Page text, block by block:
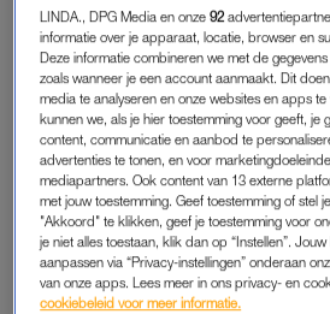
dat extra hangslot aan het hek. Ik baal
Ik wrijf even in mijn ogen. Heb slecht
een leeg nest – iets met rust en meer
nog niet helemaal met de realiteit.
ons nog eens wakker. Om te laten
poging tot parachutespringen in
moment gecanceld werd. En oh ja, hij
regenwoud. Iets met kanovaren op
LINDA., DPG Media en onze92
informatie over je apparaat, locatie, browser en
Deze informatie combineren we met de
zoals wanneer je een account aanmaakt. Dit
media te analyseren en onze websites en apps
kunnen we, als je hier toestemming voor geeft, je
content, communicatie en aanbod te
advertenties te tonen, en voor
mediapartners. Ook content van 13 externe
met jouw toestemming. Geef toestemming of stel
"Akkoord" te klikken, geef je toestemming voor
je niet alles toestaan, klik dan op “Instellen”.
aanpassen via “Privacy-instellingen” onderaan
van onze apps. Lees meer in ons privacy- en
cookiebeleid voor meer informatie.